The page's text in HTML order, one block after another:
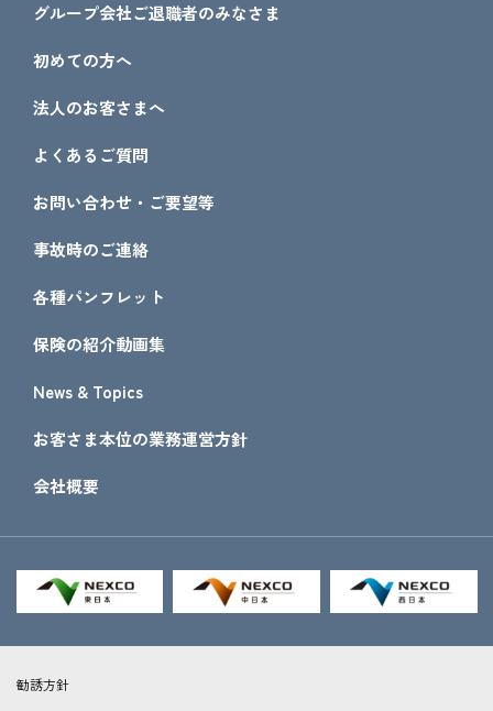
グループ会社ご退職者のみなさま
初めての方へ
法人のお客さまへ
よくあるご質問
お問い合わせ・ご要望等
事故時のご連絡
各種パンフレット
保険の紹介動画集
News & Topics
お客さま本位の業務運営方針
会社概要
勧誘方針